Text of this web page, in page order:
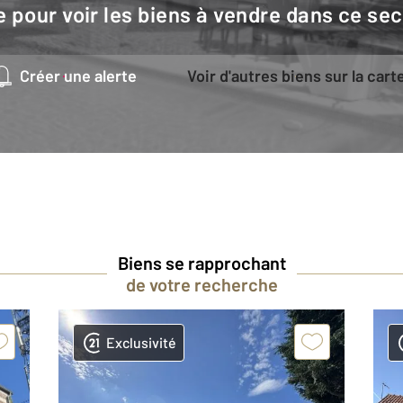
pour voir les biens à vendre dans ce
Créer une alerte Voir d'autres biens sur la
Biens se rapprochant
de votre recherche
Exclusivité